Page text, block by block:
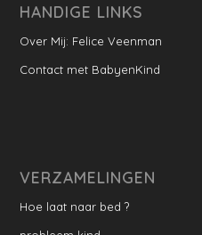
HANDIGE LINKS
Over Mij: Felice Veenman
Contact met BabyenKind
VERZAMELINGEN
Hoe laat naar bed ?